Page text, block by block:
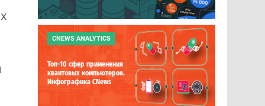
CNEWS ANALYTICS
Топ-10 сфер применения
квантовых компьютеров.
Инфографика CNews